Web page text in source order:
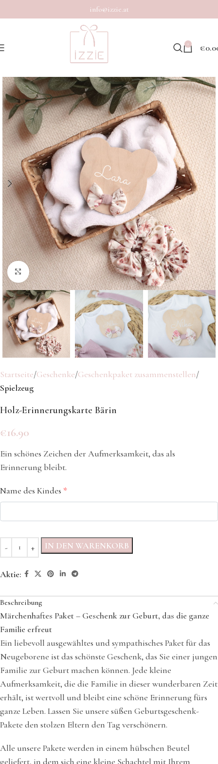
info@izzie.at
0 €
Klicken Sie hier, um zu vergrößern
Startseite Geschenke Geschenkpaket zusammenstellen
Spielzeug
Holz-Erinnerungskarte Bärin
€16.90
Ein schönes Zeichen der Aufmerksamkeit, das als
Erinnerung bleibt.
Name des Kindes *
IN DEN WARENKORB
Aktie:
Beschreibung
Märchenhaftes Paket – Geschenk zur Geburt, das die ganze
Familie erfreut
Ein liebevoll ausgewähltes und sympathisches Paket für das
Neugeborene ist das schönste Geschenk, das Sie einer jungen
Familie zur Geburt machen können. Jede kleine
Aufmerksamkeit, die die Familie in dieser wunderbaren Zeit
erhält, ist wertvoll und bleibt eine schöne Erinnerung fürs
ganze Leben. Lassen Sie unsere süßen Geburtsgeschenk-
Pakete den stolzen Eltern den Tag verschönern.
Alle unsere Pakete werden in einem hübschen Beutel
geliefert, in dem sich eine kleine Schachtel mit Ihrem